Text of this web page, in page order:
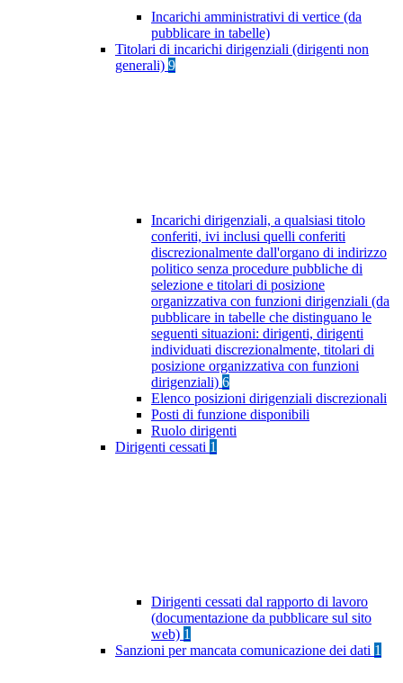
Incarichi amministrativi di vertice (da
pubblicare in tabelle)
Titolari di incarichi dirigenziali (dirigenti non
generali) 9
Incarichi dirigenziali, a qualsiasi titolo
conferiti, ivi inclusi quelli conferiti
discrezionalmente dall'organo di indirizzo
politico senza procedure pubbliche di
selezione e titolari di posizione
organizzativa con funzioni dirigenziali (da
pubblicare in tabelle che distinguano le
seguenti situazioni: dirigenti, dirigenti
individuati discrezionalmente, titolari di
posizione organizzativa con funzioni
dirigenziali) 6
Elenco posizioni dirigenziali discrezionali
Posti di funzione disponibili
Ruolo dirigenti
Dirigenti cessati 1
Dirigenti cessati dal rapporto di lavoro
(documentazione da pubblicare sul sito
web) 1
Sanzioni per mancata comunicazione dei dati 1